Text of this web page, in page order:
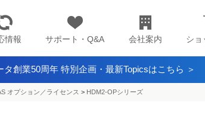
情報 サポート・Q&A 会社案内 ショ
タ創業50周年 特別企画・最新Topicsはこちら ＞
オプション／ライセンス > HDM2-OPシリーズ